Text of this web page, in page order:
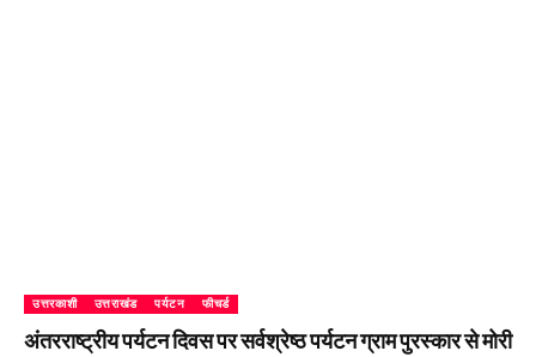
उत्तरकाशी उत्तराखंड पर्यटन फीचर्ड
अंतरराष्ट्रीय पर्यटन दिवस पर सर्वश्रेष्ठ पर्यटन ग्राम पुरस्कार से मोरी